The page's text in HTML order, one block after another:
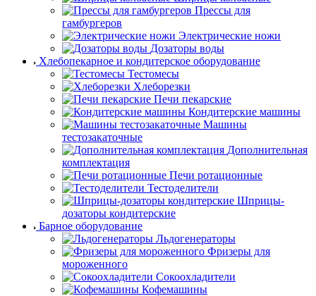
Прессы для
гамбургеров
Электрические ножи
Дозаторы воды
Хлебопекарное и кондитерское оборудование
Тестомесы
Хлеборезки
Печи пекарские
Кондитерские машины
Машины
тестозакаточные
Дополнительная
комплектация
Печи ротационные
Тестоделители
Шприцы-
дозаторы кондитерские
Барное оборудование
Льдогенераторы
Фризеры для
мороженного
Сокоохладители
Кофемашины